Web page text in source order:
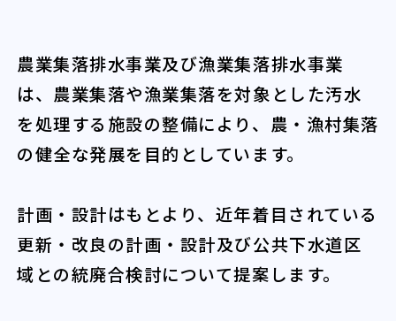
農業集落排水事業及び漁業集落排水事業
は、農業集落や漁業集落を対象とした汚水
を処理する施設の整備により、農・漁村集落
の健全な発展を目的としています。
計画・設計はもとより、近年着目されている
更新・改良の計画・設計及び公共下水道区
域との統廃合検討について提案します。